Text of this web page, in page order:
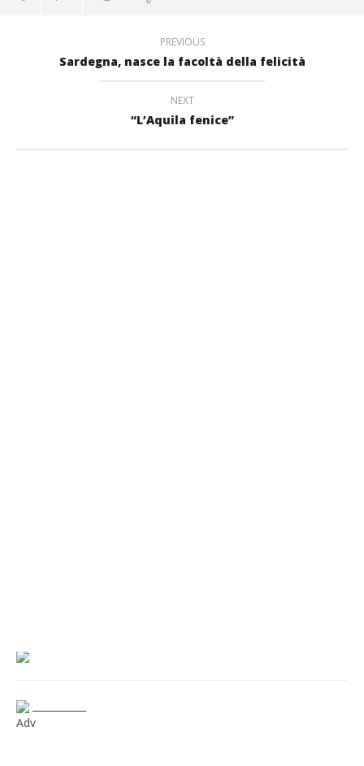
PREVIOUS
Sardegna, nasce la facoltà della felicità
NEXT
“L’Aquila fenice”
Adv